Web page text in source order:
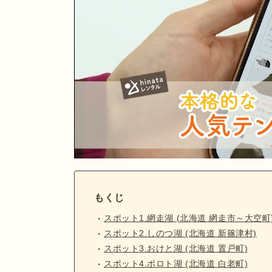
もくじ
スポット1.網走湖 (北海道 網走市～大空
スポット2.しのつ湖 (北海道 新篠津村)
スポット3.おけと湖 (北海道 置戸町)
スポット4.ポロト湖 (北海道 白老町)